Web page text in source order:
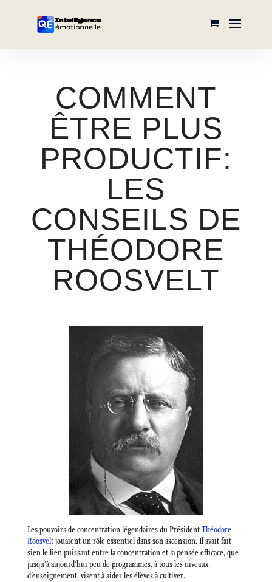
COMMENT
ÊTRE PLUS
PRODUCTIF:
LES
CONSEILS DE
THÉODORE
ROOSVELT
Les pouvoirs de concentration légendaires du PrésidentThéodore
Roosveltjouaient un rôle essentiel dans son ascension. Il avait fait
sien le lien puissant entre la concentration et la pensée efficace, que
jusqu’à aujourd’hui peu de programmes, à tous les niveaux
d’enseignement, visent à aider les élèves à cultiver.